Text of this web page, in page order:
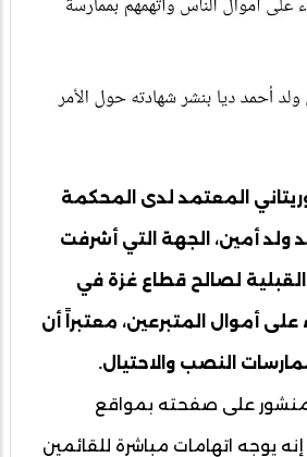
المعتمد لدى المحكمة
ولد أمين، الجهة التي أشرفت
لصالح قطاع غزة في
على أموال المتبرعين، معتبراً أن
النصب والاحتيال.
منشور على صفحته بمواقع
يوجه اتهامات مباشرة للقائمين